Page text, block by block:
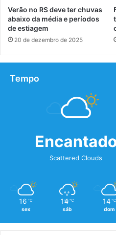
Verão no RS deve ter chuvas
abaixo da média e períodos
de estiagem
20 de dezembro de 2025
Tempo
Scattered Clouds
16 ℃
sex
14 ℃
sáb
14 ℃
dom